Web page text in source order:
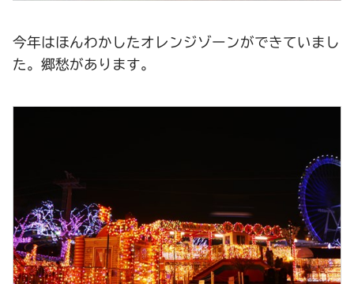
今年はほんわかしたオレンジゾーンができていまし
た。郷愁があります。